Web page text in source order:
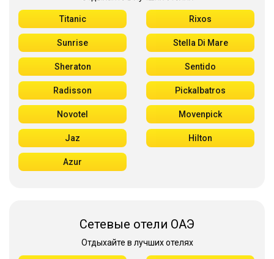
Titanic Rixos
Sunrise Stella Di Mare
Sheraton Sentido
Radisson Pickalbatros
Novotel Movenpick
Jaz Hilton
Azur
Сетевые отели ОАЭ
Отдыхайте в лучших отелях